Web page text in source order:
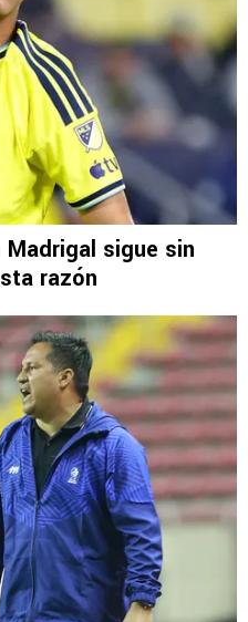
Madrigal sigue sin
razón